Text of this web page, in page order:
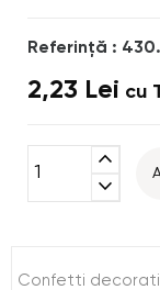
Referinţă :
2,23 Lei cu
expand_less
expand_more
Confetti